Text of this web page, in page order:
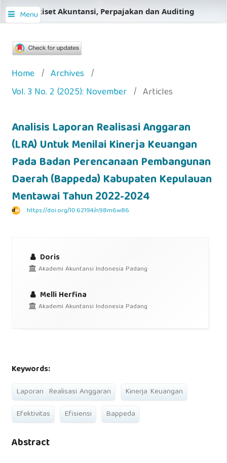
Menu
Jurnal Riset Akuntansi, Perpajakan dan Auditing
Home / Archives /
Vol. 3 No. 2 (2025): November / Articles
Analisis Laporan Realisasi Anggaran
(LRA) Untuk Menilai Kinerja Keuangan
Pada Badan Perencanaan Pembangunan
Daerah (Bappeda) Kabupaten Kepulauan
Mentawai Tahun 2022-2024
https://doi.org/10.62194/n98m6w86
Doris
Akademi Akuntansi Indonesia Padang
Melli Herfina
Akademi Akuntansi Indonesia Padang
Keywords:
Laporan Realisasi Anggaran
Kinerja Keuangan
Efektivitas
Efisiensi Bappeda
Abstract